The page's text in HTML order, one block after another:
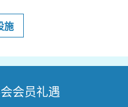
施
会员礼遇